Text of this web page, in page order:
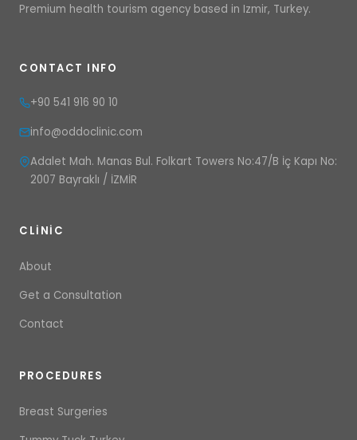
Premium health tourism agency based in Izmir, Turkey.
CONTACT INFO
+90 541 916 90 10
info@oddoclinic.com
Adalet Mah. Manas Bul. Folkart Towers No:47/B İç Kapı No:
2007 Bayraklı / İZMİR
CLINIC
About
Get a Consultation
Contact
PROCEDURES
Breast Surgeries